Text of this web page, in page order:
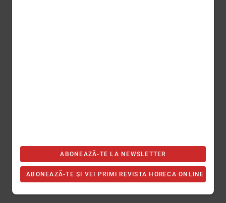
ABONEAZĂ-TE LA NEWSLETTER
ABONEAZĂ-TE ȘI VEI PRIMI REVISTA HORECA ONLINE